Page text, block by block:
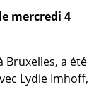
mercredi 4
Bruxelles, a été
Lydie Imhoff,